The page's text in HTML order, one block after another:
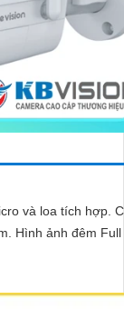
và loa tích hợp.
Hình ảnh đêm Full